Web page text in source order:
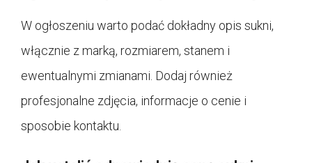
W ogłoszeniu warto podać dokładny opis sukni,
włącznie z marką, rozmiarem, stanem i
ewentualnymi zmianami. Dodaj również
profesjonalne zdjęcia, informacje o cenie i
sposobie kontaktu.